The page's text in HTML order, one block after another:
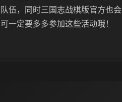
队伍，同时三国志战棋版官方也
可一定要多多参加这些活动哦！